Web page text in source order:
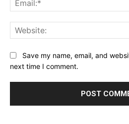
Save my name, email, and
next time I comment.